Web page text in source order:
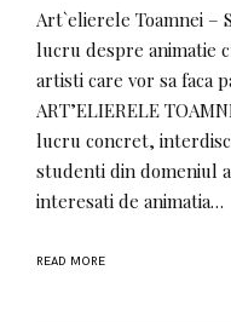
Art`elierele Toamnei –
lucru despre animatie
artisti care vor sa faca
ART’ELIERELE
lucru concret,
studenti din domeniul
interesati de animatia…
READ MORE